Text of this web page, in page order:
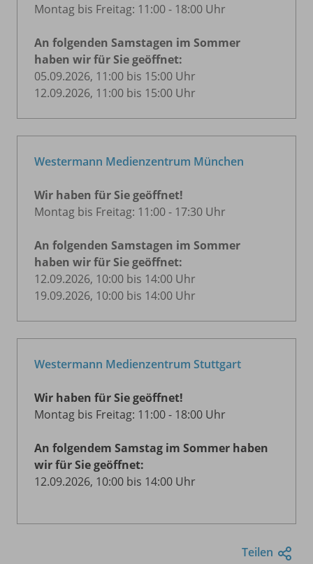
Montag bis Freitag: 11:00 - 18:00 Uhr
An folgenden Samstagen im Sommer
haben wir für Sie geöffnet:
05.09.2026, 11:00 bis 15:00 Uhr
12.09.2026, 11:00 bis 15:00 Uhr
Westermann Medienzentrum München
Wir haben für Sie geöffnet!
Montag bis Freitag: 11:00 - 17:30 Uhr
An folgenden Samstagen im Sommer
haben wir für Sie geöffnet:
12.09.2026, 10:00 bis 14:00 Uhr
19.09.2026, 10:00 bis 14:00 Uhr
Westermann Medienzentrum Stuttgart
Wir haben für Sie geöffnet!
Montag bis Freitag: 11:00 - 18:00 Uhr
An folgendem Samstag im Sommer haben
wir für Sie geöffnet:
12.09.2026, 10:00 bis 14:00 Uhr
Teilen